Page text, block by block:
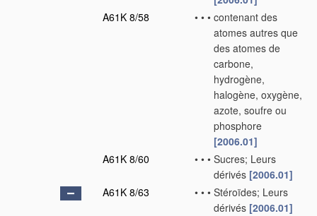
A61K 8/58
• • • contenant des
atomes autres que
des atomes de
carbone,
hydrogène,
halogène, oxygène,
azote, soufre ou
phosphore
[2006.01]
A61K 8/60
• • • Sucres; Leurs
dérivés [2006.01]
A61K 8/63
• • • Stéroïdes; Leurs
dérivés [2006.01]